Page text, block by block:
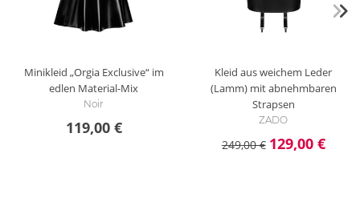
Minikleid „Orgia Exclusive“ im
edlen Material-Mix
Noir
119,00 €
Kleid aus weichem Leder
(Lamm) mit abnehmbaren
Strapsen
ZADO
249,00 € 129,00 €